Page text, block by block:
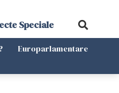
Speciale
Europarlamentare